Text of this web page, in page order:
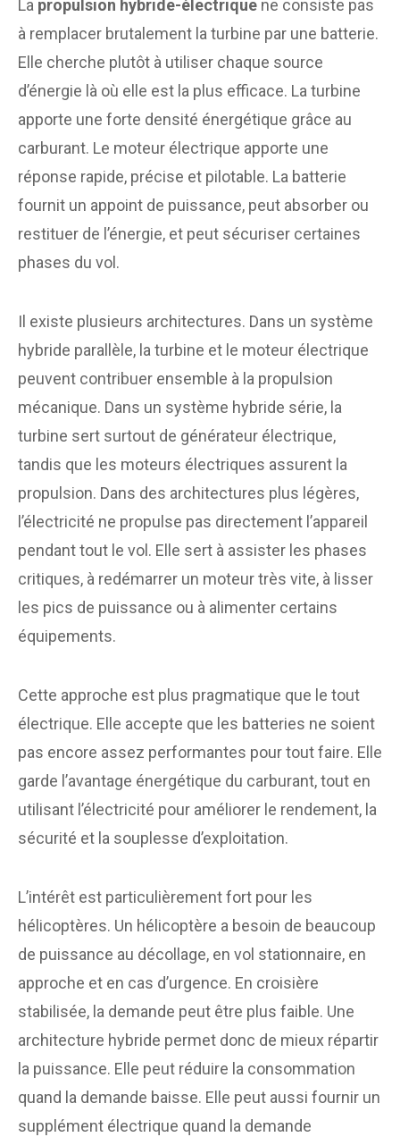
La propulsion hybride-électrique ne consiste pas
à remplacer brutalement la turbine par une batterie.
Elle cherche plutôt à utiliser chaque source
d’énergie là où elle est la plus efficace. La turbine
apporte une forte densité énergétique grâce au
carburant. Le moteur électrique apporte une
réponse rapide, précise et pilotable. La batterie
fournit un appoint de puissance, peut absorber ou
restituer de l’énergie, et peut sécuriser certaines
phases du vol.
Il existe plusieurs architectures. Dans un système
hybride parallèle, la turbine et le moteur électrique
peuvent contribuer ensemble à la propulsion
mécanique. Dans un système hybride série, la
turbine sert surtout de générateur électrique,
tandis que les moteurs électriques assurent la
propulsion. Dans des architectures plus légères,
l’électricité ne propulse pas directement l’appareil
pendant tout le vol. Elle sert à assister les phases
critiques, à redémarrer un moteur très vite, à lisser
les pics de puissance ou à alimenter certains
équipements.
Cette approche est plus pragmatique que le tout
électrique. Elle accepte que les batteries ne soient
pas encore assez performantes pour tout faire. Elle
garde l’avantage énergétique du carburant, tout en
utilisant l’électricité pour améliorer le rendement, la
sécurité et la souplesse d’exploitation.
L’intérêt est particulièrement fort pour les
hélicoptères. Un hélicoptère a besoin de beaucoup
de puissance au décollage, en vol stationnaire, en
approche et en cas d’urgence. En croisière
stabilisée, la demande peut être plus faible. Une
architecture hybride permet donc de mieux répartir
la puissance. Elle peut réduire la consommation
quand la demande baisse. Elle peut aussi fournir un
supplément électrique quand la demande